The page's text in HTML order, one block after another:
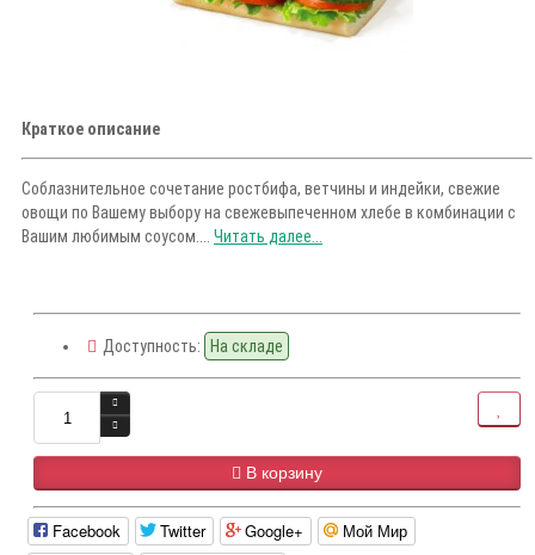
Краткое описание
Соблазнительное сочетание ростбифа, ветчины и индейки, свежие
овощи по Вашему выбору на свежевыпеченном хлебе в комбинации с
Вашим любимым соусом.... Читать далее...
Доступность: На складе
В корзину
Facebook Twitter Google+ Мой Мир